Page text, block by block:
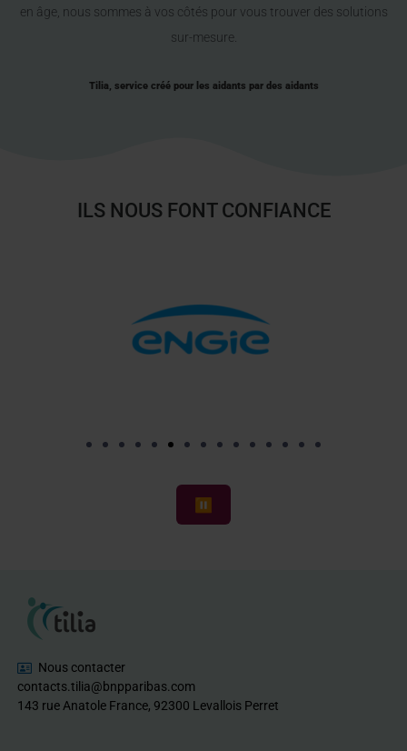
en âge, nous sommes à vos côtés pour vous trouver des solutions
sur-mesure.
Tilia, service créé pour les aidants par des aidants
ILS NOUS FONT CONFIANCE
⏸
Nous contacter
contacts.tilia@bnpparibas.com
143 rue Anatole France, 92300 Levallois Perret